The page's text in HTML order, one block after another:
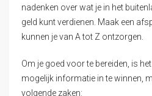
nadenken over wat je in het
geld kunt verdienen. Maak een
kunnen je van A tot Z ontzorgen.
Om je goed voor te bereiden, is
mogelijk informatie in te winnen,
volgende zaken: